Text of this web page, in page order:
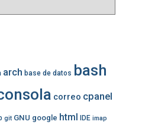
arch base de datos bash
correo cpanel
git GNU google html IDE imap